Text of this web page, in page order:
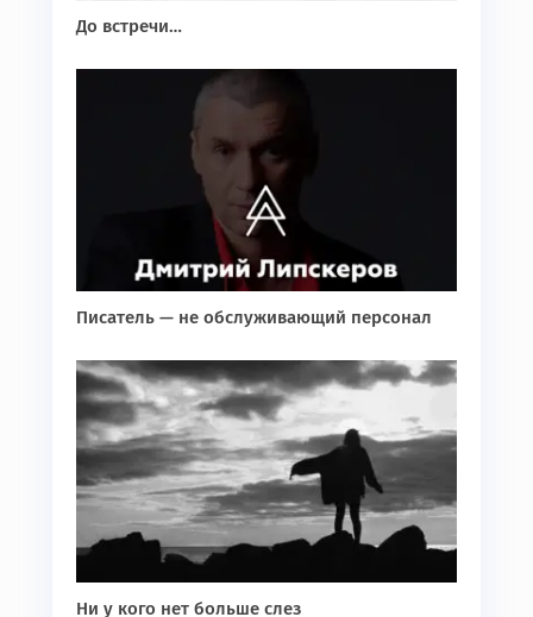
До встречи…
Писатель — не обслуживающий персонал
Ни у кого нет больше слез